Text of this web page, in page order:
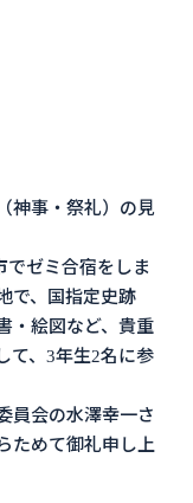
神事・祭礼）の見
でゼミ合宿をしま
で、国指定史跡
・絵図など、貴重
て、3年生2名に参
員会の水澤幸一さ
ためて御礼申し上